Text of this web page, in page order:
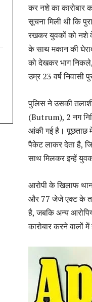
कर नशे का कारोबार
सूचना मिली थी कि
रखकर युवकों को नशे
के साथ मकान की
को देखकर भाग
उम्र 23 वर्ष निवासी
पुलिस ने उसकी
(Butrum), 2 नग
आंकी गई है। पूछताछ
पैकेट लाकर देता है,
साथ मिलकर इन्हें
आरोपी के खिलाफ
और 77 जेजे एक्ट के
है, जबकि अन्य
कारोबार करने वालों